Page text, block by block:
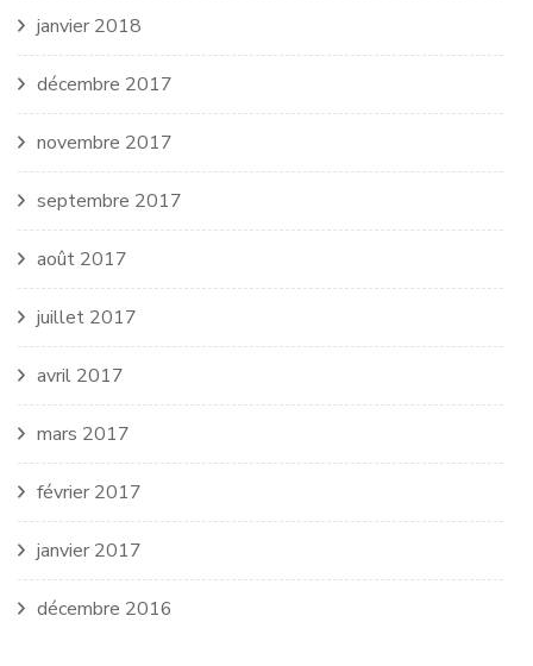
janvier 2018
décembre 2017
novembre 2017
septembre 2017
août 2017
juillet 2017
avril 2017
mars 2017
février 2017
janvier 2017
décembre 2016